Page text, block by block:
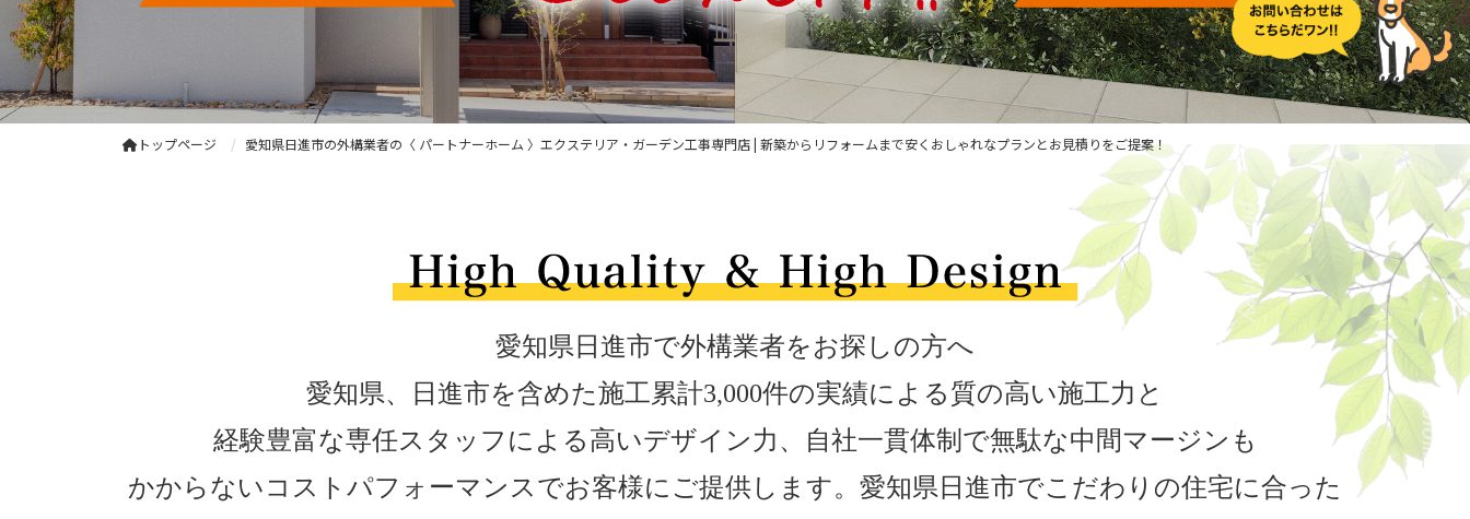
トップページ 愛知県日進市の外構業者の〈 パートナーホーム 〉エクステリア・ガーデン工事専門店 | 新築からリフォームまで安くおしゃれなプランとお見積りをご提案！
愛知県日進市で外構業者をお探しの方へ
愛知県、日進市を含めた施工累計3,000件の実績による質の高い施工力と
経験豊富な専任スタッフによる高いデザイン力、自社一貫体制で無駄な中間マージンも
かからないコストパフォーマンスでお客様にご提供します。愛知県日進市でこだわりの住宅に合った